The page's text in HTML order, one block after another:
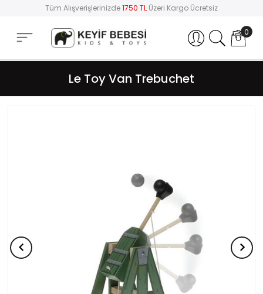
Tüm Alışverişlerinizde1750 TL Üzeri Kargo Ücretsiz
Hesabım 0
Le Toy Van Trebuchet